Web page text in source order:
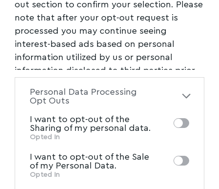
out section to confirm your selection. Please
note that after your opt-out request is
processed you may continue seeing
interest-based ads based on personal
information utilized by us or personal
information disclosed to third parties prior
of the further disclosure of your personal
of downstream participants. This
information may also be disclosed by us to
Participantsthat may further disclose it to
other third parties.
Personal Data Processing
Opt Outs
I want to opt-out of the
Sharing of my personal data.
Opted In
I want to opt-out of the Sale
of my Personal Data.
Opted In